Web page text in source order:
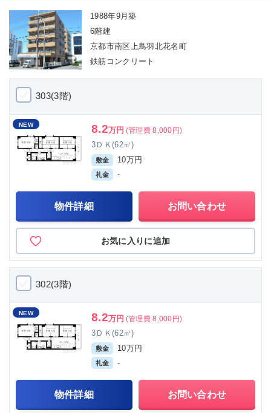
1988年9月築
6階建
京都市南区上鳥羽北花名町
鉄筋コンクリート
303(3階)
NEW 8.2万円 (管理費 8,000円)
3ＤＫ(62㎡)
敷金 10万円
礼金 -
物件詳細 お問い合わせ
お気に入りに追加
302(3階)
NEW 8.2万円 (管理費 8,000円)
3ＤＫ(62㎡)
敷金 10万円
礼金 -
物件詳細 お問い合わせ